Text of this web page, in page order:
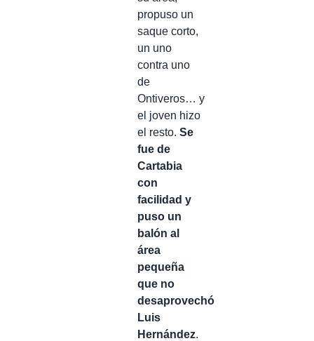
propuso un
saque corto,
un uno
contra uno
de
Ontiveros… y
el joven hizo
el resto. Se
fue de
Cartabia
con
facilidad y
puso un
balón al
área
pequeña
que no
desaprovechó
Luis
Hernández.